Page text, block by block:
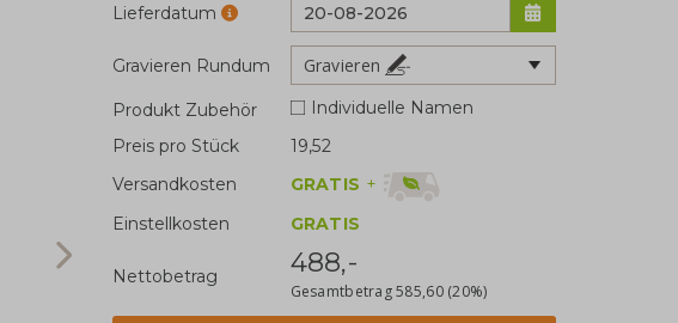
Lieferdatum
Gravieren Rundum Gravieren
Produkt Zubehör
Individuelle Namen
Preis pro Stück
19,52
Versandkosten
GRATIS +
Einstellkosten
GRATIS
Nettobetrag 488,-
Gesamtbetrag585,60 (20%)